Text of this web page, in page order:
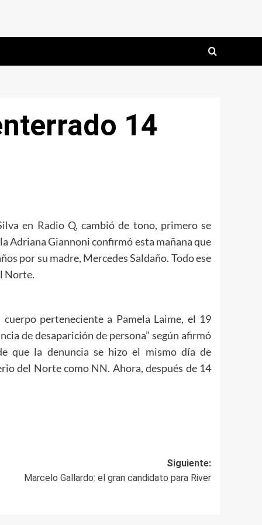
14
en Radio Q, cambió de tono, primero se
Adriana Giannoni confirmó esta mañana que
por su madre, Mercedes Saldaño. Todo ese
Norte.
cuerpoperteneciente a Pamela Laime, el 19
de desaparición de persona” según afirmó
que la denuncia se hizo el mismo día de
del Nortecomo NN. Ahora,después de 14
Siguiente:
Marcelo Gallardo: el gran candidato para River